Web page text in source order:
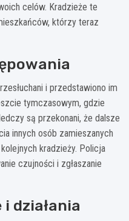
celów. Kradzieże te
którzy teraz
i przedstawiono im
tymczasowym, gdzie
są przekonani, że dalsze
innych osób zamieszanych
kradzieży. Policja
czujności i zgłaszanie
i działania